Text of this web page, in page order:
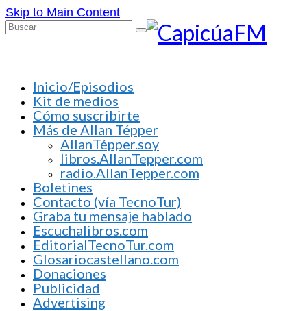
Skip to Main Content
Buscar
Inicio/Episodios
Kit de medios
Cómo suscribirte
Más de Allan Tépper
AllanTépper.soy
libros.AllanTepper.com
radio.AllanTepper.com
Boletines
Contacto (vía TecnoTur)
Graba tu mensaje hablado
Escuchalibros.com
EditorialTecnoTur.com
Glosariocastellano.com
Donaciones
Publicidad
Advertising